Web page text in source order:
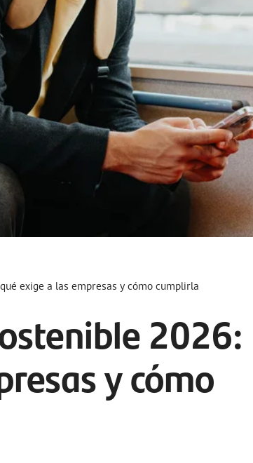
exige a las empresas y cómo cumplirla
2026:
y cómo